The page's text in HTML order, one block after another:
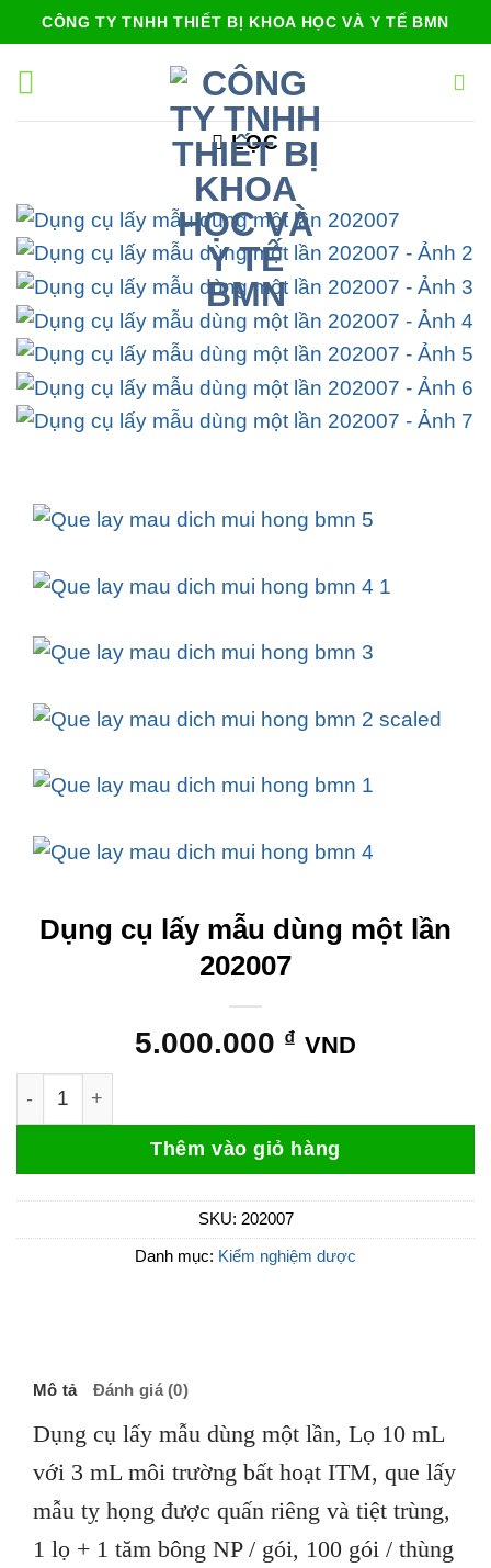
qua
nội
CÔNG TY TNHH THIẾT BỊ KHOA HỌC VÀ Y TẾ BMN
LỌC
Dụng cụ lấy mẫu dùng một lần
202007
5.000.000 ₫ VND
Dụng cụ lấy mẫu dùng một lần 202007 số lượng
Thêm vào giỏ hàng
SKU: 202007
Danh mục: Kiểm nghiệm dược
Mô tả Đánh giá (0)
Dụng cụ lấy mẫu dùng một lần, Lọ 10 mL
với 3 mL môi trường bất hoạt ITM, que lấy
mẫu tỵ họng được quấn riêng và tiệt trùng,
1 lọ + 1 tăm bông NP / gói, 100 gói / thùng